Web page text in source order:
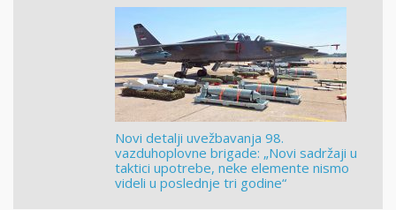
Novi detalji uvežbavanja 98.
vazduhoplovne brigade: „Novi sadržaji u
taktici upotrebe, neke elemente nismo
videli u poslednje tri godine“